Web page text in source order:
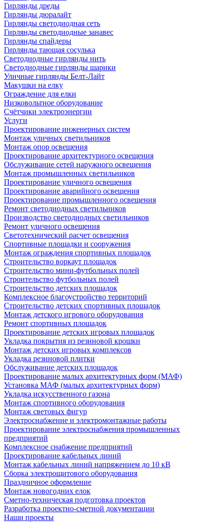
Гирлянды дреды
Гирлянды дюралайт
Гирлянды светодиодная сеть
Гирлянды светодиодные занавес
Гирлянды спайдеры
Гирлянды тающая сосулька
Светодиодные гирлянды нить
Светодиодные гирлянды шарики
Уличные гирлянды Белт-Лайт
Макушки на елку
Ограждение для елки
Низковольтное оборудование
Счётчики электроэнергии
Услуги
Проектирование инженерных систем
Монтаж уличных светильников
Монтаж опор освещения
Проектирование архитектурного освещения
Обслуживание сетей наружного освещения
Монтаж промышленных светильников
Проектирование уличного освещения
Проектирование аварийного освещения
Проектирование промышленного освещения
Ремонт светодиодных светильников
Производство светодиодных светильников
Ремонт уличного освещения
Светотехнический расчет освещения
Спортивные площадки и сооружения
Монтаж ограждения спортивных площадок
Строительство воркаут площадок
Строительство мини-футбольных полей
Строительство футбольных полей
Строительство детских площадок
Комплексное благоустройство территорий
Строительство детских спортивных площадок
Монтаж детского игрового оборудования
Ремонт спортивных площадок
Проектирование детских игровых площадок
Укладка покрытия из резиновой крошки
Монтаж детских игровых комплексов
Укладка резиновой плитки
Обслуживание детских площадок
Проектирование малых архитектурных форм (МАФ)
Установка МАФ (малых архитектурных форм)
Укладка искусственного газона
Монтаж спортивного оборудования
Монтаж световых фигур
Электроснабжение и электромонтажные работы
Проектирование электроснабжения промышленных
предприятий
Комплексное снабжение предприятий
Проектирование кабельных линий
Монтаж кабельных линий напряжением до 10 кВ
Сборка электрощитового оборудования
Праздничное оформление
Монтаж новогодних елок
Сметно-техническая подготовка проектов
Разработка проектно-сметной документации
Наши проекты